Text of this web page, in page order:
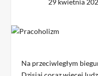
29 kwietnia
Na przeciwległym